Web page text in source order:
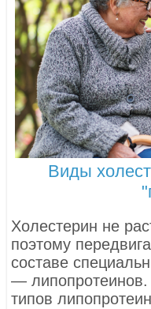
Виды
Холестерин не
поэтому
составе
— липопротеинов.
типов